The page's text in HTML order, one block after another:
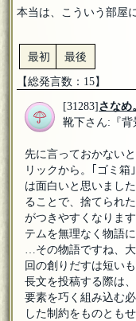
本当は、こういう部屋
最初
最後
【総発言数：15】
[31283]さなめ
靴下さん:『背
先に言っておかない
リックから。｢ゴミ
は面白いと思いまし
ることで、捨てられ
がつきやすくなりま
テムを無理なく物語
…その物語ですね、
回の創りだすは短い
長文を投稿する際は
要素を巧く組み込む
した制約をものとも